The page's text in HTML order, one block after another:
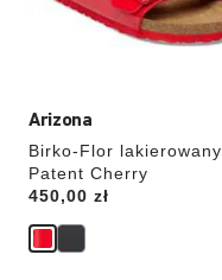
Arizona
Birko-Flor lakierowany
Patent Cherry
Price:
450,00 zł